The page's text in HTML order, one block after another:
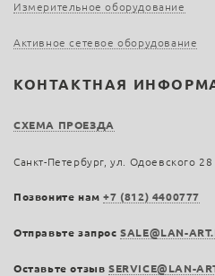
Измерительное оборудование
Активное сетевое оборудование
КОНТАКТНАЯ
СХЕМА ПРОЕЗДА
Санкт-Петербург, ул. Одоевского
Позвоните нам+7 (812) 4400777
Отправьте запросSALE@LAN-
Оставьте отзыв SERVICE@LAN-